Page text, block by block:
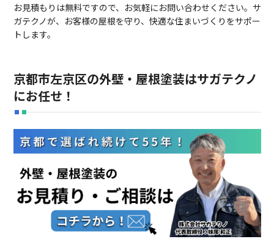
お見積もりは無料ですので、お気軽にお問い合わせください。サ
ガテクノが、お客様の屋根を守り、快適な住まいづくりをサポー
トします。
京都市左京区の外壁・屋根塗装はサガテクノ
にお任せ！